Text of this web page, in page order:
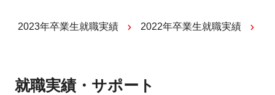
2023年卒業生就職実績 2022年卒業生就職実績
就職実績・サポート